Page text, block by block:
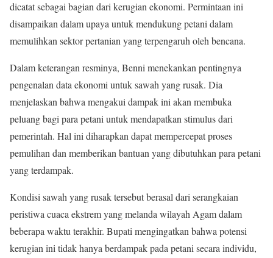
dicatat sebagai bagian dari kerugian ekonomi. Permintaan ini
disampaikan dalam upaya untuk mendukung petani dalam
memulihkan sektor pertanian yang terpengaruh oleh bencana.
Dalam keterangan resminya, Benni menekankan pentingnya
pengenalan data ekonomi untuk sawah yang rusak. Dia
menjelaskan bahwa mengakui dampak ini akan membuka
peluang bagi para petani untuk mendapatkan stimulus dari
pemerintah. Hal ini diharapkan dapat mempercepat proses
pemulihan dan memberikan bantuan yang dibutuhkan para petani
yang terdampak.
Kondisi sawah yang rusak tersebut berasal dari serangkaian
peristiwa cuaca ekstrem yang melanda wilayah Agam dalam
beberapa waktu terakhir. Bupati mengingatkan bahwa potensi
kerugian ini tidak hanya berdampak pada petani secara individu,